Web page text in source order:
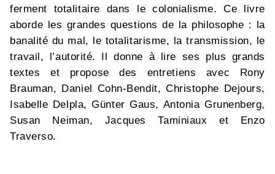
ferment totalitaire dans le colonialisme. Ce livre
aborde les grandes questions de la philosophe : la
banalité du mal, le totalitarisme, la transmission, le
travail, l’autorité. Il donne à lire ses plus grands
textes et propose des entretiens avec Rony
Brauman, Daniel Cohn-Bendit, Christophe Dejours,
Isabelle Delpla, Günter Gaus, Antonia Grunenberg,
Susan Neiman, Jacques Taminiaux et Enzo
Traverso.